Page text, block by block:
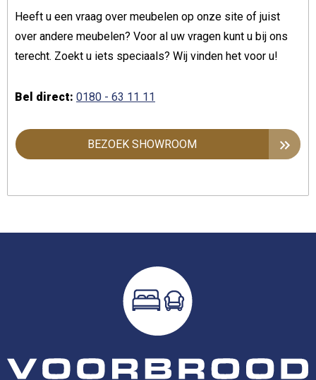
Heeft u een vraag over meubelen op onze site of juist
over andere meubelen? Voor al uw vragen kunt u bij ons
terecht. Zoekt u iets speciaals? Wij vinden het voor u!
Bel direct: 0180 - 63 11 11
BEZOEK SHOWROOM